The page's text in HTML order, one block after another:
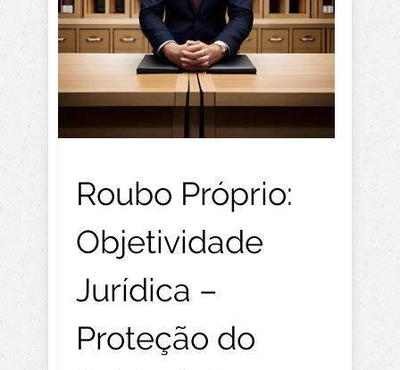
Roubo Próprio:
Objetividade
Jurídica –
Proteção do